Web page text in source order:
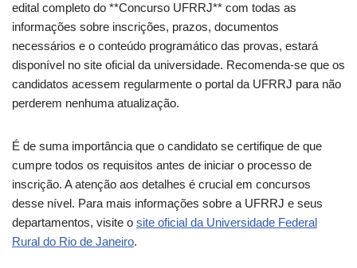
edital completo do **Concurso UFRRJ** com todas as
informações sobre inscrições, prazos, documentos
necessários e o conteúdo programático das provas, estará
disponível no site oficial da universidade. Recomenda-se que os
candidatos acessem regularmente o portal da UFRRJ para não
perderem nenhuma atualização.
É de suma importância que o candidato se certifique de que
cumpre todos os requisitos antes de iniciar o processo de
inscrição. A atenção aos detalhes é crucial em concursos
desse nível. Para mais informações sobre a UFRRJ e seus
departamentos, visite o site oficial da Universidade Federal
Rural do Rio de Janeiro.